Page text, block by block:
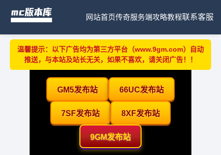
网站首页传奇服务端攻略教程联系客服
温馨提示：以下广告均为第三方平台（www.9gm.com）自动
推送，与本站及站长无关，如果不喜欢，请关闭广告！！